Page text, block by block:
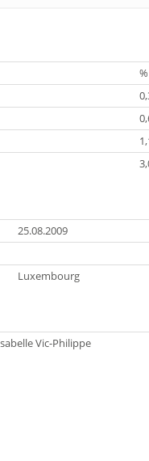
%
25.08.2009
Luxembourg
Vic-Philippe